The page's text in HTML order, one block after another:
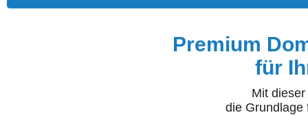
Premium
für
Mit
die